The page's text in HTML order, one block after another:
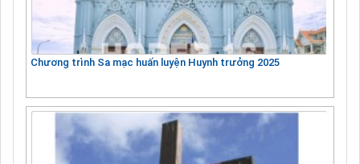
Chương trình Sa mạc huấn luyện Huynh trưởng 2025